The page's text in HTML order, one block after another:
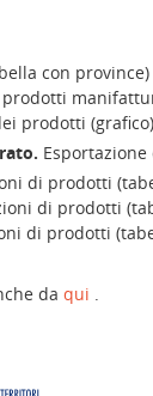
con province)
prodotti (grafico)
di prodotti
di prodotti
di prodotti
da qui